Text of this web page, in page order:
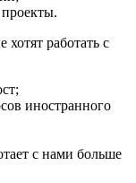
работать с
иностранного
с нами больше